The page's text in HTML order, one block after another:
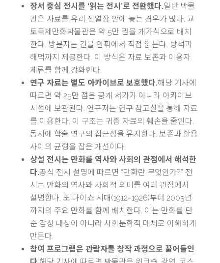
장서 중심 전시를 ‘읽는 전시’로 전환했다.일반 박물
관은 자료를 유리 진열장 안에 놓는 경우가 많다. 교
토국제만화박물관은 약 5만 권을 개가식으로 배치
한다. 방문자는 건물 안팎에서 직접 읽는다. 방석과
해먹까지 제공한다. 이 방식은 자료 보존과 이용자
체류를 함께 강화한다.
연구 자료는 별도 아카이브로 보호했다.해당 기사에
따르면 약 25만 점은 공개 서가가 아니라 아카이브
시설에 보관된다. 연구자는 연구 참고실을 통해 자료
를 이용한다. 이 구조는 귀중 자료의 훼손을 줄인다.
동시에 학술 연구의 접근성을 유지한다. 보존과 활용
사이의 균형을 잡은 개선이다.
상설 전시는 만화를 역사와 사회의 관점에서 해석한
다.공식 전시 설명에 따르면 “만화란 무엇인가?” 전
시는 만화의 역사와 사회적 의미를 여러 관점에서
설명한다. 또 다이쇼 시대(1912~1926)부터 2005년
까지의 주요 만화를 함께 배치한다. 이는 만화를 단
순 감상 대상이 아니라 사회문화적 매체로 이해하게
만든다.
참여 프로그램은 관람자를 창작 과정으로 끌어들인